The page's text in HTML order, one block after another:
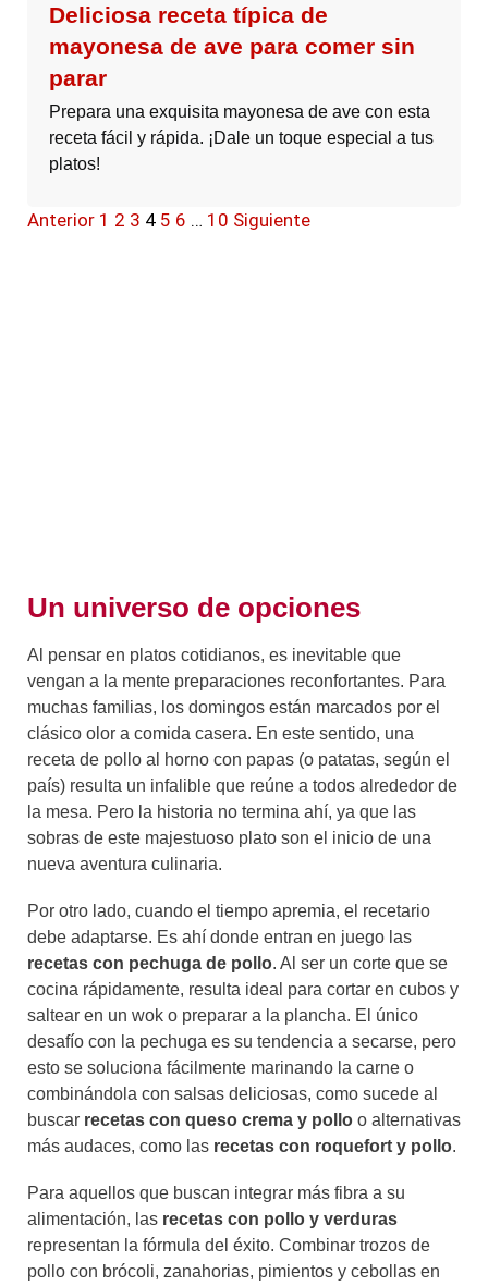
Deliciosa receta típica de
mayonesa de ave para comer sin
parar
Prepara una exquisita mayonesa de ave con esta
receta fácil y rápida. ¡Dale un toque especial a tus
platos!
Anterior 1 2 3 4 5 6 … 10 Siguiente
Un universo de opciones
Al pensar en platos cotidianos, es inevitable que
vengan a la mente preparaciones reconfortantes. Para
muchas familias, los domingos están marcados por el
clásico olor a comida casera. En este sentido, una
receta de pollo al horno con papas (o patatas, según el
país) resulta un infalible que reúne a todos alrededor de
la mesa. Pero la historia no termina ahí, ya que las
sobras de este majestuoso plato son el inicio de una
nueva aventura culinaria.
Por otro lado, cuando el tiempo apremia, el recetario
debe adaptarse. Es ahí donde entran en juego las
recetas con pechuga de pollo. Al ser un corte que se
cocina rápidamente, resulta ideal para cortar en cubos y
saltear en un wok o preparar a la plancha. El único
desafío con la pechuga es su tendencia a secarse, pero
esto se soluciona fácilmente marinando la carne o
combinándola con salsas deliciosas, como sucede al
buscar recetas con queso crema y pollo o alternativas
más audaces, como las recetas con roquefort y pollo.
Para aquellos que buscan integrar más fibra a su
alimentación, las recetas con pollo y verduras
representan la fórmula del éxito. Combinar trozos de
pollo con brócoli, zanahorias, pimientos y cebollas en